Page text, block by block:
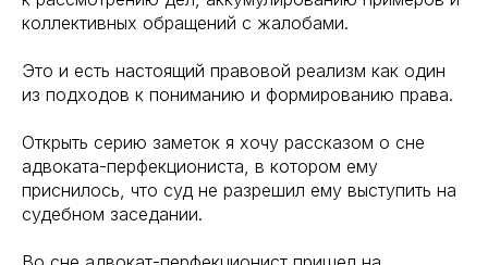
коллективных обращений с жалобами.
Это и есть настоящий правовой реализм как один
из подходов к пониманию и формированию права.
Открыть серию заметок я хочу рассказом о сне
адвоката-перфекциониста, в котором ему
приснилось, что суд не разрешил ему выступить на
судебном заседании.